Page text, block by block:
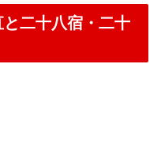
二十八宿・二十